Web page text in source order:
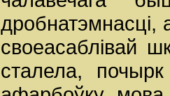
дробнатэмнасці,
своеасаблівай
сталела,